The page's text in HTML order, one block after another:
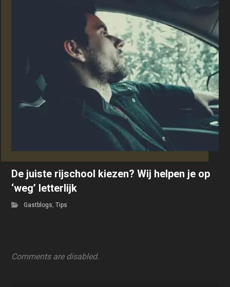
De juiste rijschool kiezen? Wij helpen je op
‘weg’ letterlijk
Gastblogs,Tips
Comments are disabled.